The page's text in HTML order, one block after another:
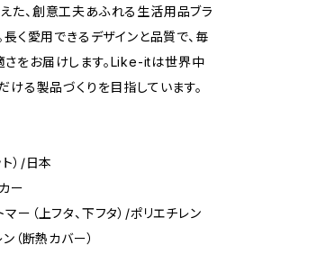
た、創意工夫あふれる生活用品ブラ
長く愛用できるデザインと品質で、毎
をお届けします。Like-itは世界中
ける製品づくりを目指しています。
）/日本
ー
ー（上フタ、下フタ）/ポリエチレン
（断熱カバー）